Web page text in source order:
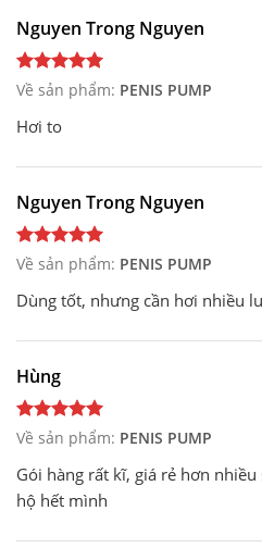
Nguyen Trong Nguyen
Về sản phẩm: PENIS PUMP
Hơi to
Nguyen Trong Nguyen
Về sản phẩm: PENIS PUMP
Dùng tốt, nhưng cần hơi nhiều
Hùng
Về sản phẩm: PENIS PUMP
Gói hàng rất kĩ, giá rẻ hơn
hộ hết mình